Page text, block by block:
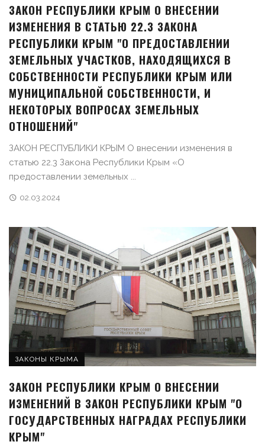
ЗАКОН РЕСПУБЛИКИ КРЫМ О ВНЕСЕНИИ
ИЗМЕНЕНИЯ В СТАТЬЮ 22.3 ЗАКОНА
РЕСПУБЛИКИ КРЫМ "О ПРЕДОСТАВЛЕНИИ
ЗЕМЕЛЬНЫХ УЧАСТКОВ, НАХОДЯЩИХСЯ В
СОБСТВЕННОСТИ РЕСПУБЛИКИ КРЫМ ИЛИ
МУНИЦИПАЛЬНОЙ СОБСТВЕННОСТИ, И
НЕКОТОРЫХ ВОПРОСАХ ЗЕМЕЛЬНЫХ
ОТНОШЕНИЙ"
ЗАКОН РЕСПУБЛИКИ КРЫМ О внесении изменения в
статью 22.3 Закона Республики Крым «О
предоставлении земельных ...
02.03.2024
ЗАКОНЫ КРЫМА
ЗАКОН РЕСПУБЛИКИ КРЫМ О ВНЕСЕНИИ
ИЗМЕНЕНИЙ В ЗАКОН РЕСПУБЛИКИ КРЫМ "О
ГОСУДАРСТВЕННЫХ НАГРАДАХ РЕСПУБЛИКИ
КРЫМ"